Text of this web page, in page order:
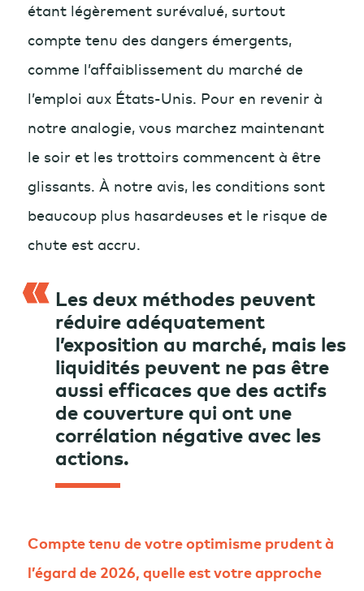
étant légèrement surévalué, surtout
compte tenu des dangers émergents,
comme l’affaiblissement du marché de
l’emploi aux États-Unis. Pour en revenir à
notre analogie, vous marchez maintenant
le soir et les trottoirs commencent à être
glissants. À notre avis, les conditions sont
beaucoup plus hasardeuses et le risque de
chute est accru.
Les deux méthodes peuvent
réduire adéquatement
l’exposition au marché, mais les
liquidités peuvent ne pas être
aussi efficaces que des actifs
de couverture qui ont une
corrélation négative avec les
actions.
Compte tenu de votre optimisme prudent à
l’égard de 2026, quelle est votre approche